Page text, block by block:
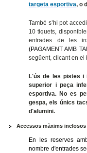
targeta esportiva, o
També s’hi pot
10 tiquets,
entrades de les
(PAGAMENT AMB
següent, clicant en el
L'ús de les pistes i
superior i peça
esportiva. No es
gespa, els únics
d'alumini.
Accessos màxims inclosos
En les reserves
nombre d'entrades